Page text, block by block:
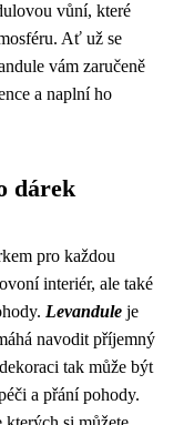
vůní, které
Ať už se
vám zaručeně
a naplní ho
dárek
pro každou
interiér, ale také
Levandule je
navodit příjemný
tak může být
a přání pohody.